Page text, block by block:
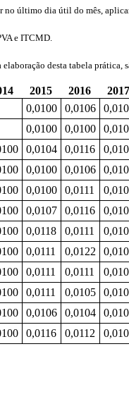
último dia útil do mês,
e ITCMD.
desta tabela prática,
2015 2016 2017
0,0100 0,0106
0,0100 0,0100
0,0104 0,0116
0,0100 0,0106
0,0100 0,0111
0,0107 0,0116
0,0118 0,0111
0,0111 0,0122
0,0111 0,0111
0,0111 0,0105
0,0106 0,0104
0,0116 0,0112